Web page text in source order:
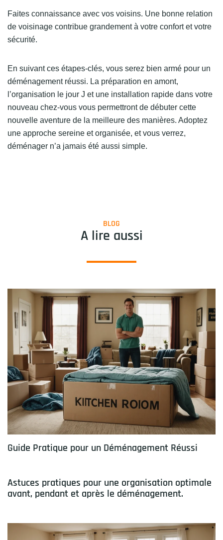
Faites connaissance avec vos voisins. Une bonne relation
de voisinage contribue grandement à votre confort et votre
sécurité.
En suivant ces étapes-clés, vous serez bien armé pour un
déménagement réussi. La préparation en amont,
l’organisation le jour J et une installation rapide dans votre
nouveau chez-vous vous permettront de débuter cette
nouvelle aventure de la meilleure des manières. Adoptez
une approche sereine et organisée, et vous verrez,
déménager n’a jamais été aussi simple.
BLOG
A lire aussi
Guide Pratique pour un Déménagement Réussi
Astuces pratiques pour une organisation optimale
avant, pendant et après le déménagement.